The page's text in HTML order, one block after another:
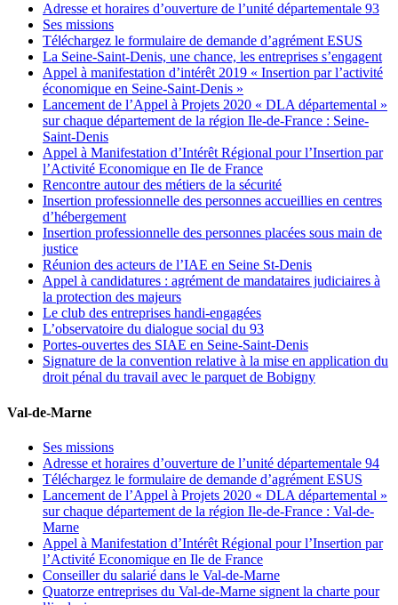
Adresse et horaires d’ouverture de l’unité départementale 93
Ses missions
Téléchargez le formulaire de demande d’agrément ESUS
La Seine-Saint-Denis, une chance, les entreprises s’engagent
Appel à manifestation d’intérêt 2019 « Insertion par l’activité
économique en Seine-Saint-Denis »
Lancement de l’Appel à Projets 2020 « DLA départemental »
sur chaque département de la région Ile-de-France : Seine-
Saint-Denis
Appel à Manifestation d’Intérêt Régional pour l’Insertion par
l’Activité Economique en Ile de France
Rencontre autour des métiers de la sécurité
Insertion professionnelle des personnes accueillies en centres
d’hébergement
Insertion professionnelle des personnes placées sous main de
justice
Réunion des acteurs de l’IAE en Seine St-Denis
Appel à candidatures : agrément de mandataires judiciaires à
la protection des majeurs
Le club des entreprises handi-engagées
L’observatoire du dialogue social du 93
Portes-ouvertes des SIAE en Seine-Saint-Denis
Signature de la convention relative à la mise en application du
droit pénal du travail avec le parquet de Bobigny
Val-de-Marne
Ses missions
Adresse et horaires d’ouverture de l’unité départementale 94
Téléchargez le formulaire de demande d’agrément ESUS
Lancement de l’Appel à Projets 2020 « DLA départemental »
sur chaque département de la région Ile-de-France : Val-de-
Marne
Appel à Manifestation d’Intérêt Régional pour l’Insertion par
l’Activité Economique en Ile de France
Conseiller du salarié dans le Val-de-Marne
Quatorze entreprises du Val-de-Marne signent la charte pour